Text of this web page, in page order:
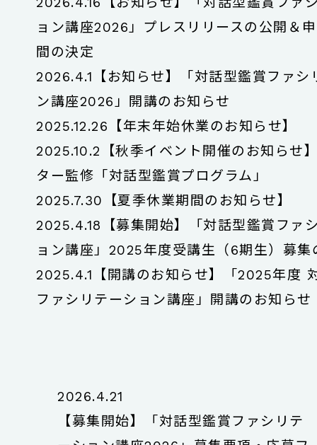
ョン講座2026」プレスリリースの公開＆
間の決定
2026.4.1 【お知らせ】「対話型鑑賞ファシ
ン講座2026」開講のお知らせ
2025.12.26 【年末年始休業のお知らせ】
2025.10.2
【秋季イベント開催のお知らせ
ター監修「対話型鑑賞プログラム」
2025.7.30
【夏季休業期間のお知らせ】
2025.4.18
【募集開始】「対話型鑑賞ファ
ョン講座」2025年度受講生（6期生）募集
2025.4.1 【開講のお知らせ】「2025年度
ファシリテーション講座」開講のお知らせ
2026.4.21
【募集開始】「対話型鑑賞ファシリテ